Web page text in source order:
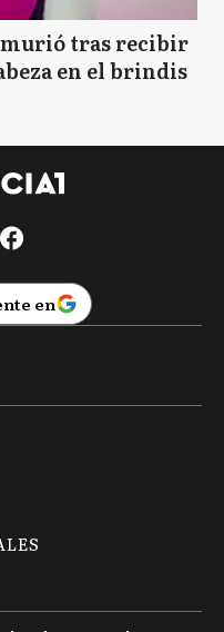
murió tras recibir
en el brindis
en